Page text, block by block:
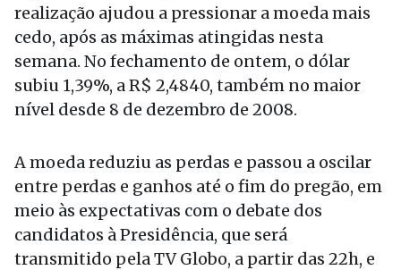
realização ajudou a pressionar a moeda mais
cedo, após as máximas atingidas nesta
semana. No fechamento de ontem, o dólar
subiu 1,39%, a R$ 2,4840, também no maior
nível desde 8 de dezembro de 2008.
A moeda reduziu as perdas e passou a oscilar
entre perdas e ganhos até o fim do pregão, em
meio às expectativas com o debate dos
candidatos à Presidência, que será
transmitido pela TV Globo, a partir das 22h, e